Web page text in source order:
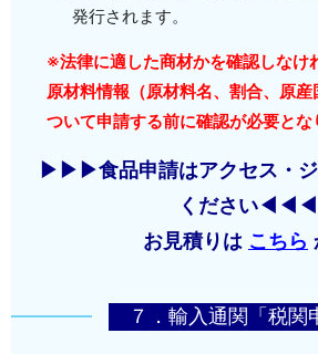
発行されます。
※法律に適した商材かを確認しなけ
原材料情報（原材料名、割合、原
ついて申請する前に確認が必要とな
▶▶▶食品申請はアクセス・ジ
ください◀◀◀
お見積りは こちら
７．輸入通関「税関